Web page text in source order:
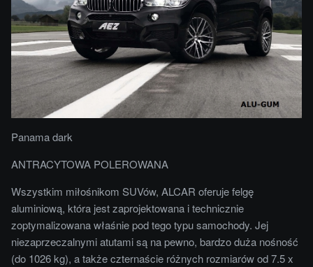
Panama dark
ANTRACYTOWA POLEROWANA
Wszystkim miłośnikom SUVów, ALCAR oferuje felgę
aluminiową, która jest zaprojektowana i technicznie
zoptymalizowana właśnie pod tego typu samochody. Jej
niezaprzeczalnymi atutami są na pewno, bardzo duża nośność
(do 1026 kg), a także czternaście różnych rozmiarów od 7.5 x